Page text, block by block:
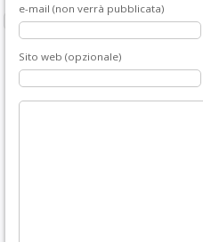
e-mail (non verrà pubblicata)
Sito web (opzionale)